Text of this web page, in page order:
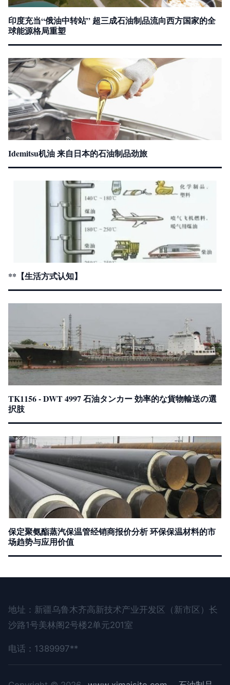
印度充当“俄油中转站” 超三成石油制品流向西方国家的全
球能源格局重塑
Idemitsu机油 来自日本的石油制品劲旅
**【生活方式认知】
TK1156 - DWT 4997 石油タンカー 効率的な貨物輸送の選
択肢
保定聚氨酯蒸汽保温管经销商报价分析 环保保温材料的市
场趋势与应用价值
地址：新疆乌鲁木齐高新技术产业开发区（新市区）长
沙路1号美林阁2号楼2单元201室
电话：1389997**